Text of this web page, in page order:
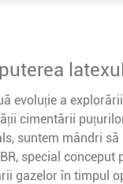
evoluție a
cimentării
suntem mândri să
special conceput
gazelor în timpul